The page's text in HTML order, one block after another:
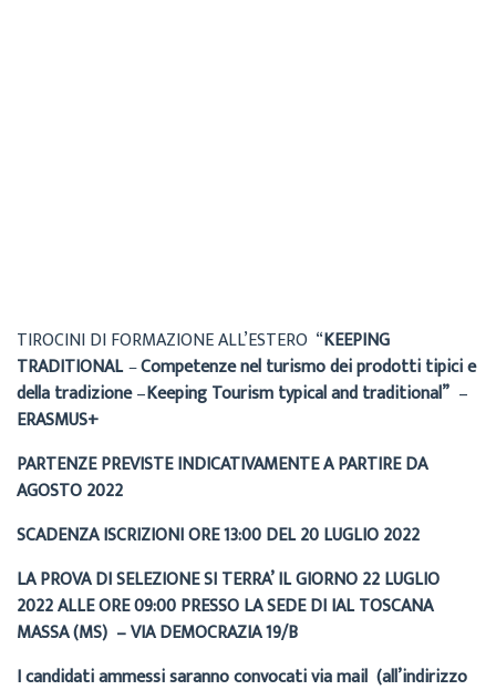
TIROCINI DI FORMAZIONE ALL’ESTERO “KEEPING
TRADITIONAL–Competenze nel turismo dei prodotti tipici e
della tradizione–Keeping Tourism typical and traditional” –
ERASMUS+
PARTENZE PREVISTE INDICATIVAMENTE A PARTIRE DA
AGOSTO 2022
SCADENZA ISCRIZIONI ORE 13:00 DEL 20 LUGLIO 2022
LA PROVA DI SELEZIONE SI TERRA’ IL GIORNO 22 LUGLIO
2022 ALLE ORE 09:00 PRESSO LA SEDE DI IAL TOSCANA
MASSA (MS) – VIA DEMOCRAZIA 19/B
I candidati ammessi saranno convocati via mail (all’indirizzo